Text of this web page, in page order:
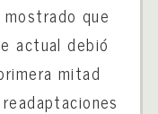
que
actual debió
mitad